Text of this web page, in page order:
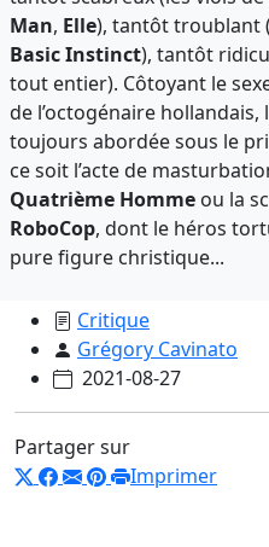
Man, Elle), tantôt troublant
Basic Instinct), tantôt
tout entier). Côtoyant le
de l’octogénaire
toujours abordée sous le
ce soit l’acte de
Quatrième Homme ou la
RoboCop, dont le héros
pure figure christique...
Critique
Grégory Cavinato
2021-08-27
Partager sur
Imprimer